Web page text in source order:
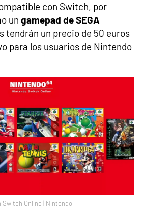
con Switch, por
un gamepad de SEGA
tendrán un precio de 50 euros
para los usuarios de Nintendo
Online | Nintendo